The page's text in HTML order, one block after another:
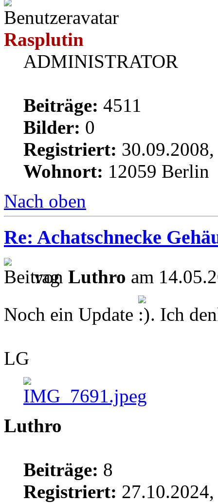
Rasplutin
ADMINISTRATOR
Beiträge: 4511
Bilder: 0
Registriert:
Wohnort: 12059 Berlin
Nach oben
Re: Achatschnecke
von Luthro am
Noch ein Update
. Ich
LG
Luthro
Beiträge: 8
Registriert: